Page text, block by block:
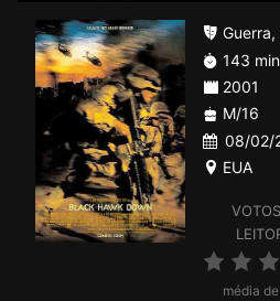
média
Guerra,
143 min
2001
M/16
08/02/
EUA